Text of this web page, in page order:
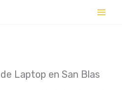
Laptop en San Blas